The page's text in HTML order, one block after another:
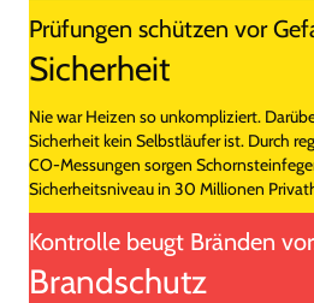
Prüfungen schützen vor
Sicherheit
Nie war Heizen so unkompliziert.
Sicherheit kein Selbstläufer ist. Durch
CO-Messungen sorgen
Sicherheitsniveau in 30 Millionen
Kontrolle beugt Bränden
Brandschutz